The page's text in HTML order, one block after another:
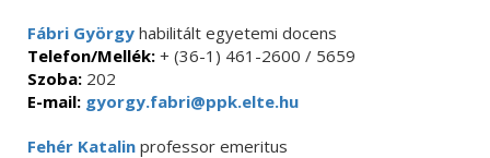
Fábri György habilitált egyetemi docens
Telefon/Mellék: + (36-1) 461-2600 / 5659
Szoba: 202
E-mail: gyorgy.fabri@ppk.elte.hu
Fehér Katalin professor emeritus